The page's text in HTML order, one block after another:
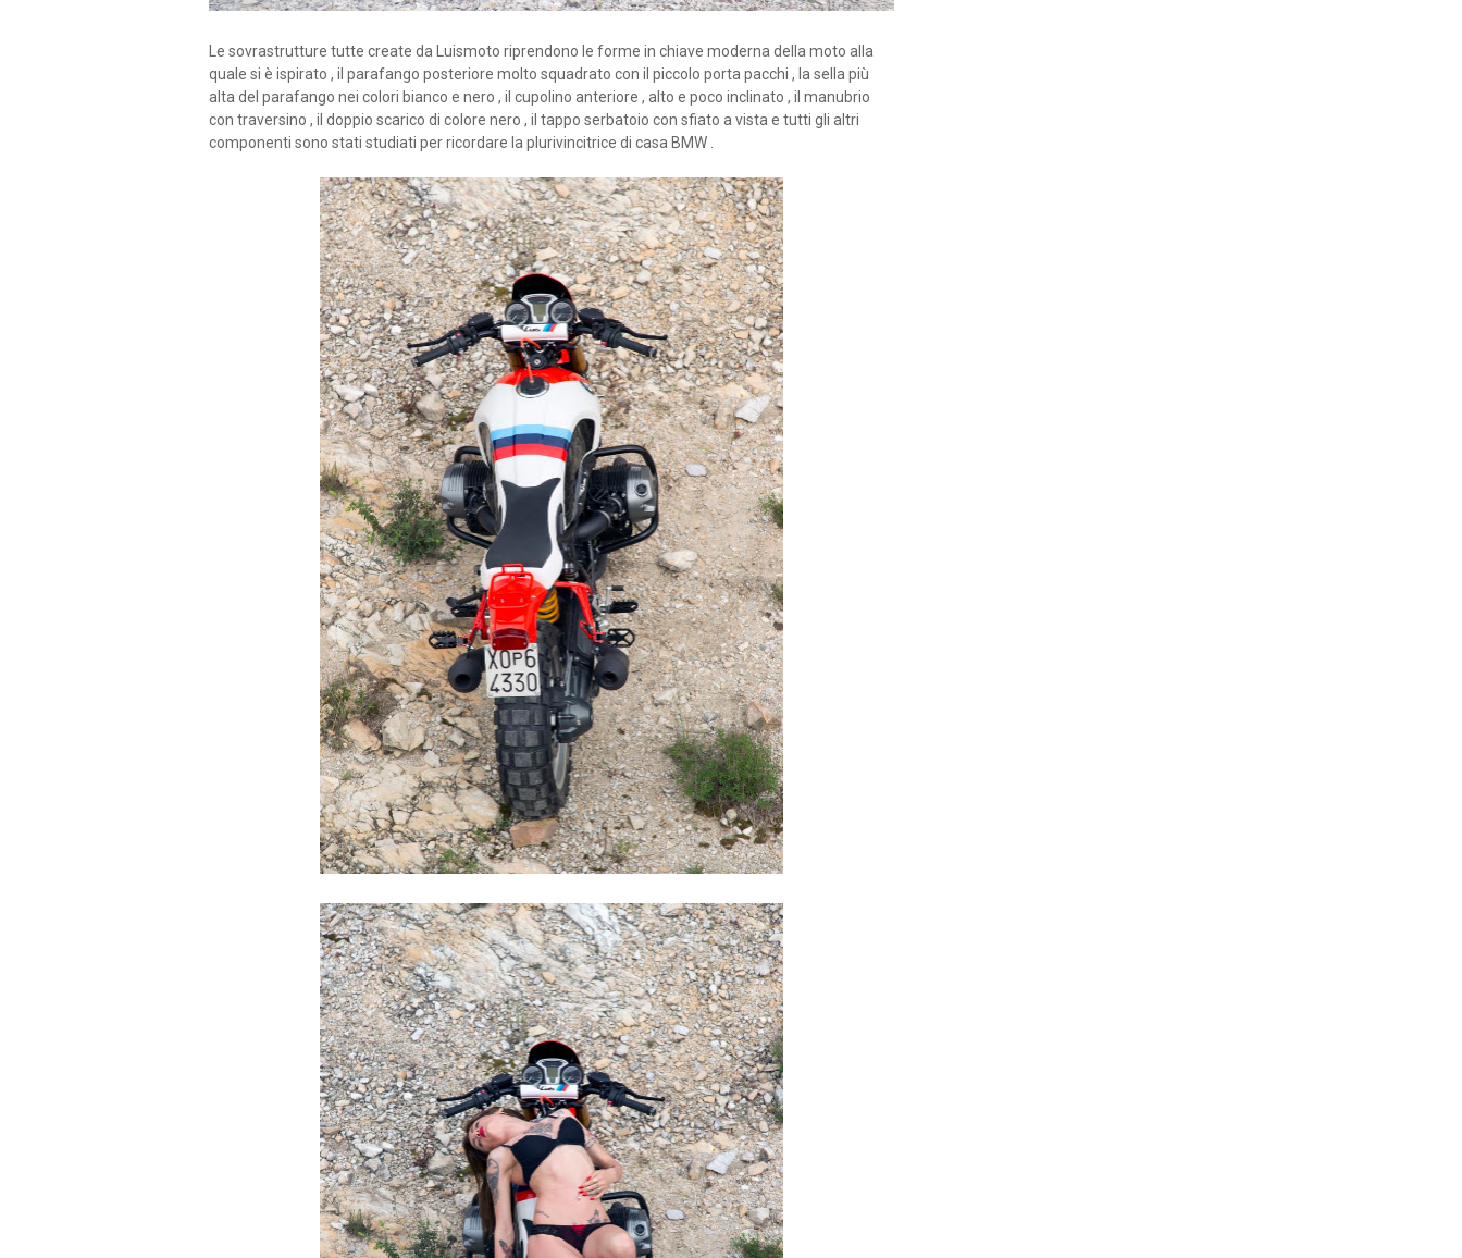
Le sovrastrutture tutte create da Luismoto riprendono le forme in chiave moderna della moto alla
quale si è ispirato , il parafango posteriore molto squadrato con il piccolo porta pacchi , la sella più
alta del parafango nei colori bianco e nero , il cupolino anteriore , alto e poco inclinato , il manubrio
con traversino , il doppio scarico di colore nero , il tappo serbatoio con sfiato a vista e tutti gli altri
componenti sono stati studiati per ricordare la plurivincitrice di casa BMW .